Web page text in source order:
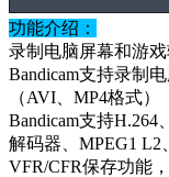
功能介绍：
录制电脑屏幕和游
Bandicam支持录制
（AVI、MP4格式）
Bandicam支持H.264
解码器、MPEG1 L2
VFR/CFR保存功能